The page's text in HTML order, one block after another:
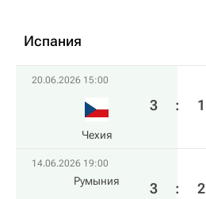
Испания
20.06.2026 15:00
Чехия
3 : 1
14.06.2026 19:00
Румыния 3 : 2